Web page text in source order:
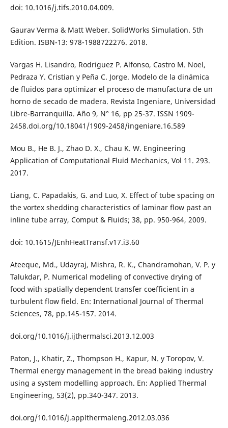
doi: 10.1016/j.tifs.2010.04.009.
Gaurav Verma & Matt Weber. SolidWorks Simulation. 5th
Edition. ISBN-13: 978-1988722276. 2018.
Vargas H. Lisandro, Rodriguez P. Alfonso, Castro M. Noel,
Pedraza Y. Cristian y Peña C. Jorge. Modelo de la dinámica
de fluidos para optimizar el proceso de manufactura de un
horno de secado de madera. Revista Ingeniare, Universidad
Libre-Barranquilla. Año 9, N° 16, pp 25-37. ISSN 1909-
2458.doi.org/10.18041/1909-2458/ingeniare.16.589
Mou B., He B. J., Zhao D. X., Chau K. W. Engineering
Application of Computational Fluid Mechanics, Vol 11. 293.
2017.
Liang, C. Papadakis, G. and Luo, X. Effect of tube spacing on
the vortex shedding characteristics of laminar flow past an
inline tube array, Comput & Fluids; 38, pp. 950-964, 2009.
doi: 10.1615/JEnhHeatTransf.v17.i3.60
Ateeque, Md., Udayraj, Mishra, R. K., Chandramohan, V. P. y
Talukdar, P. Numerical modeling of convective drying of
food with spatially dependent transfer coefficient in a
turbulent flow field. En: International Journal of Thermal
Sciences, 78, pp.145-157. 2014.
doi.org/10.1016/j.ijthermalsci.2013.12.003
Paton, J., Khatir, Z., Thompson H., Kapur, N. y Toropov, V.
Thermal energy management in the bread baking industry
using a system modelling approach. En: Applied Thermal
Engineering, 53(2), pp.340-347. 2013.
doi.org/10.1016/j.applthermaleng.2012.03.036